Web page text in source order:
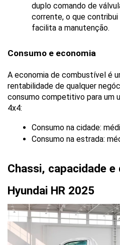
duplo comando de
corrente, o que contribui
facilita a manutenção.
Consumo e economia
A economia de combustível é
rentabilidade de qualquer
consumo competitivo para um
4x4:
Consumo na cidade:
Consumo na estrada:
Chassi, capacidade
Hyundai HR 2025